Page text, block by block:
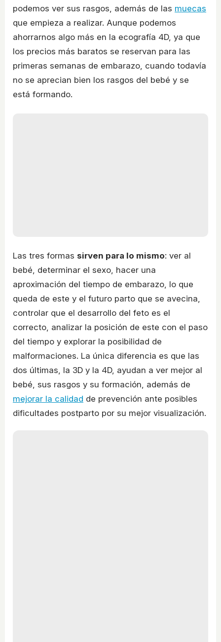
podemos ver sus rasgos, además de las muecas
que empieza a realizar. Aunque podemos
ahorrarnos algo más en la ecografía 4D, ya que
los precios más baratos se reservan para las
primeras semanas de embarazo, cuando todavía
no se aprecian bien los rasgos del bebé y se
está formando.
Las tres formas sirven para lo mismo: ver al
bebé, determinar el sexo, hacer una
aproximación del tiempo de embarazo, lo que
queda de este y el futuro parto que se avecina,
controlar que el desarrollo del feto es el
correcto, analizar la posición de este con el paso
del tiempo y explorar la posibilidad de
malformaciones. La única diferencia es que las
dos últimas, la 3D y la 4D, ayudan a ver mejor al
bebé, sus rasgos y su formación, además de
mejorar la calidad de prevención ante posibles
dificultades postparto por su mejor visualización.